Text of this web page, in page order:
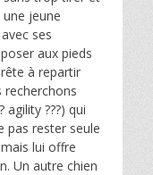
une jeune
ses
aux pieds
à repartir
recherchons
???) qui
pas rester seule
lui offre
Un autre chien